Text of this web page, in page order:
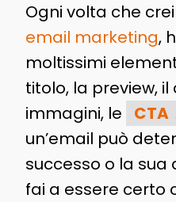
Ogni volta che
email marketing,
moltissimi
titolo, la preview,
immagini, le
CTA
un’email può
successo o la
fai a essere certo